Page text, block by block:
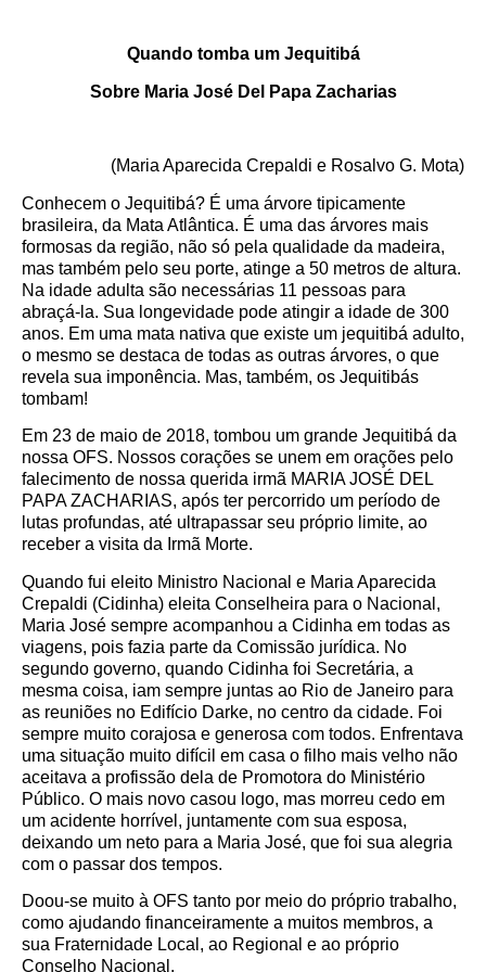
Quando tomba um Jequitibá
Sobre Maria José Del Papa Zacharias
(Maria Aparecida Crepaldi e Rosalvo G. Mota)
Conhecem o Jequitibá? É uma árvore tipicamente
brasileira, da Mata Atlântica. É uma das árvores mais
formosas da região, não só pela qualidade da madeira,
mas também pelo seu porte, atinge a 50 metros de altura.
Na idade adulta são necessárias 11 pessoas para
abraçá-la. Sua longevidade pode atingir a idade de 300
anos. Em uma mata nativa que existe um jequitibá adulto,
o mesmo se destaca de todas as outras árvores, o que
revela sua imponência. Mas, também, os Jequitibás
tombam!
Em 23 de maio de 2018, tombou um grande Jequitibá da
nossa OFS. Nossos corações se unem em orações pelo
falecimento de nossa querida irmã MARIA JOSÉ DEL
PAPA ZACHARIAS, após ter percorrido um período de
lutas profundas, até ultrapassar seu próprio limite, ao
receber a visita da Irmã Morte.
Quando fui eleito Ministro Nacional e Maria Aparecida
Crepaldi (Cidinha) eleita Conselheira para o Nacional,
Maria José sempre acompanhou a Cidinha em todas as
viagens, pois fazia parte da Comissão jurídica. No
segundo governo, quando Cidinha foi Secretária, a
mesma coisa, iam sempre juntas ao Rio de Janeiro para
as reuniões no Edifício Darke, no centro da cidade. Foi
sempre muito corajosa e generosa com todos. Enfrentava
uma situação muito difícil em casa o filho mais velho não
aceitava a profissão dela de Promotora do Ministério
Público. O mais novo casou logo, mas morreu cedo em
um acidente horrível, juntamente com sua esposa,
deixando um neto para a Maria José, que foi sua alegria
com o passar dos tempos.
Doou-se muito à OFS tanto por meio do próprio trabalho,
como ajudando financeiramente a muitos membros, a
sua Fraternidade Local, ao Regional e ao próprio
Conselho Nacional.